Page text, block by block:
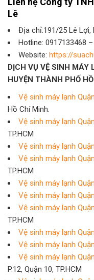
Lê
Địa chỉ:191/25 Lê Lợi,
Hotline: 0917133468
Website: https://
DỊCH VỤ VỆ SINH MÁY
HUYỆN THÀNH PHỐ
Vệ sinh máy lạnh
Hồ Chí Minh.
Vệ sinh máy lạnh
TP.HCM
Vệ sinh máy lạnh
Vệ sinh máy lạnh
TP.HCM
Vệ sinh máy lạnh
Vệ sinh máy lạnh
Vệ sinh máy lạnh
TP.HCM
Vệ sinh máy lạnh
Vệ sinh máy lạnh
Vệ sinh máy lạnh
P.12, Quận 10, TP.HCM